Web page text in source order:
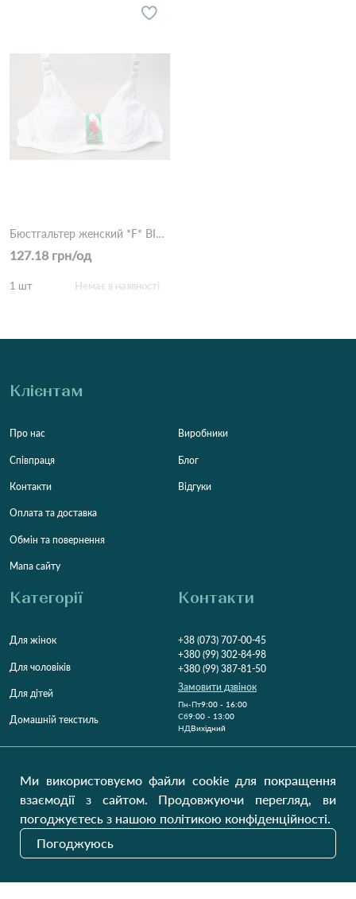
Бюстгальтер женский *F* BIWEIER 13623 1,2 Белый
127.18 грн/од
1 шт Немає в наявності
Клієнтам
Про нас
Співпраця
Контакти
Оплата та доставка
Обмін та повернення
Мапа сайту
Виробники
Блог
Відгуки
Категорії
Для жінок
Для чоловіків
Для дітей
Домашній текстиль
Контакти
+38 (073) 707-00-45
+380 (99) 302-84-98
+380 (99) 387-81-50
Замовити дзвінок
Пн-Пт9:00 - 16:00
Cб9:00 - 13:00
НДВихідний
Наші оновлення
Ми використовуємо файли cookie для покращення
взаємодії з сайтом. Продовжуючи перегляд, ви
погоджуєтесь з нашою політикою конфіденційності.
Погоджуюсь